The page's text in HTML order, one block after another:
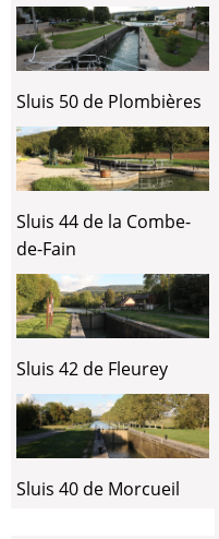
Sluis 50 de Plombières
Sluis 44 de la Combe-
de-Fain
Sluis 42 de Fleurey
Sluis 40 de Morcueil